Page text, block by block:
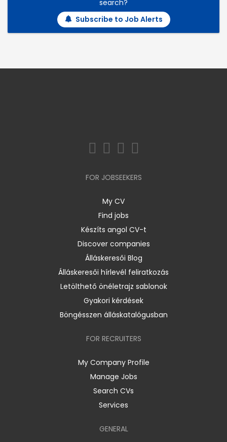
search?
Subscribe to Job Alerts
FOR JOBSEEKERS
My CV
Find jobs
Készíts angol CV-t
Discover companies
Álláskeresői Blog
Álláskeresői hírlevél feliratkozás
Letölthető önéletrajz sablonok
Gyakori kérdések
Böngésszen álláskatalógusban
FOR RECRUITERS
My Company Profile
Manage Jobs
Search CVs
Services
GENERAL